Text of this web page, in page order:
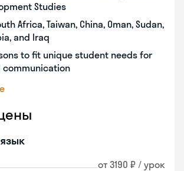
Studies
Africa, Taiwan, China, Oman, Sudan,
and Iraq
to fit unique student needs for
communication
от 3190 ₽ / урок